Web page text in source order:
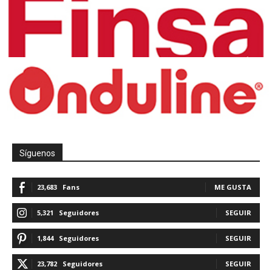
Síguenos
23,683 Fans ME GUSTA
5,321 Seguidores SEGUIR
1,844 Seguidores SEGUIR
23,782 Seguidores SEGUIR